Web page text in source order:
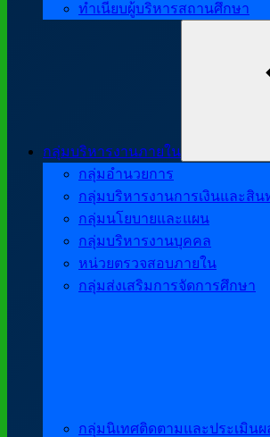
ทำเนียบผู้บริหารสถานศึกษา
กลุ่มบริหารงานภายใน
กลุ่มอำนวยการ
กลุ่มบริหารงานการเงินและสิน
กลุ่มนโยบายและแผน
กลุ่มบริหารงานบุคคล
หน่วยตรวจสอบภายใน
กลุ่มส่งเสริมการจัดการศึกษา
กลุ่มนิเทศติดตามและประเมินผ